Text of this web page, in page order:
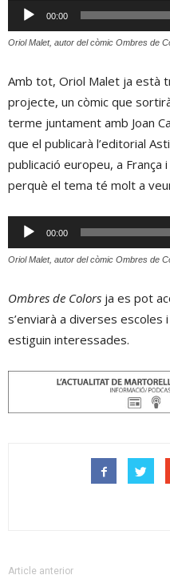
Reproductor
d'àudio
00:00
Oriol Malet, autor del còmic Ombres de
Amb tot, Oriol Malet ja està
projecte, un còmic que
terme juntament amb Joan
que el publicarà l’editorial
publicació europeu, a França
perquè el tema té molt a
Reproductor
d'àudio
00:00
Oriol Malet, autor del còmic Ombres de
Ombres de Colors ja es pot
s’enviarà a diverses
estiguin interessades.
Article anterior